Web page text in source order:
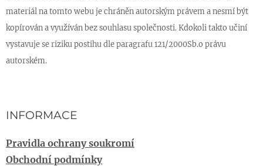
materiál na tomto webu je chráněn autorským právem a nesmí být
kopírován a využíván bez souhlasu společnosti. Kdokoli takto učiní
vystavuje se riziku postihu dle paragrafu 121/2000Sb.o právu
autorském.
INFORMACE
Pravidla ochrany soukromí
Obchodní podmínky